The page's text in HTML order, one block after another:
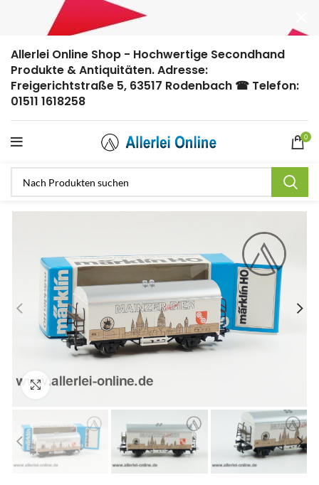
Allerlei Online Shop - Hochwertige Secondhand
Produkte & Antiquitäten. Adresse:
Freigerichtstraße 5, 63517 Rodenbach ☎ Telefon:
01511 1618258
0
Zum Vergrößern anklicken